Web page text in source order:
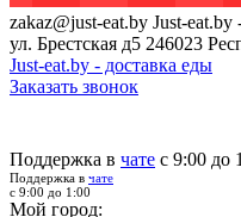
zakaz@just-eat.by Just-eat.by
ул. Брестская д5 246023
Just-eat.by - доставка еды
Заказать звонок
Поддержка в чате с 9:00 до
Поддержка в чате
с 9:00 до 1:00
Мой город: